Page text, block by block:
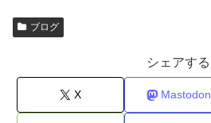
ブログ
シェアする
X Mastodon